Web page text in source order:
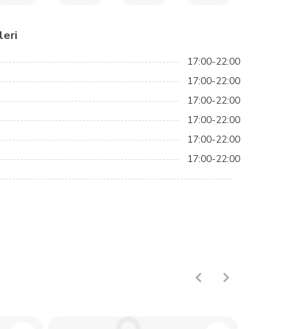
17:00-22:00
17:00-22:00
17:00-22:00
17:00-22:00
17:00-22:00
17:00-22:00